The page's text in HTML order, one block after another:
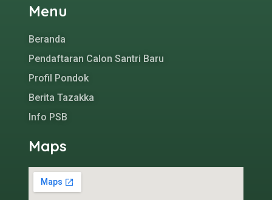
Menu
Beranda
Pendaftaran Calon Santri Baru
Profil Pondok
Berita Tazakka
Info PSB
Maps